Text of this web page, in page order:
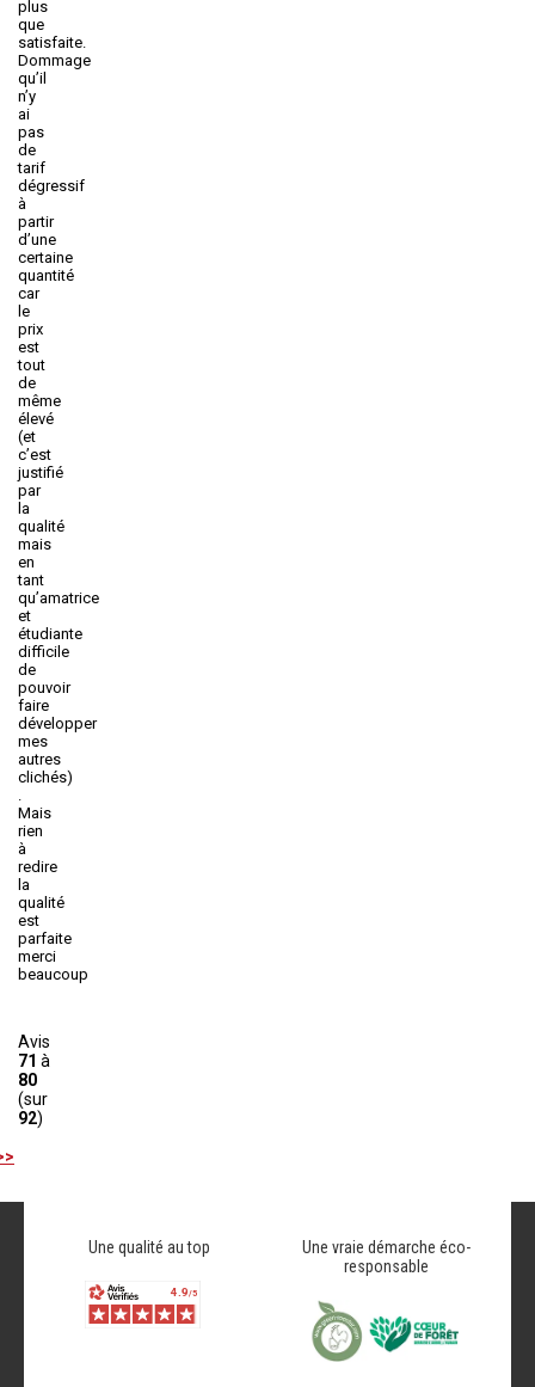
plus
que
satisfaite.
Dommage
qu’il
n’y
ai
pas
de
tarif
dégressif
à
partir
d’une
certaine
quantité
car
le
prix
est
tout
de
même
élevé
(et
c’est
justifié
par
la
qualité
mais
en
tant
qu’amatrice
et
étudiante
difficile
de
pouvoir
faire
développer
mes
autres
clichés)
.
Mais
rien
à
redire
la
qualité
est
parfaite
merci
beaucoup
Avis
71 à
80
(sur
92)
Une qualité au top
Une vraie démarche éco-
responsable